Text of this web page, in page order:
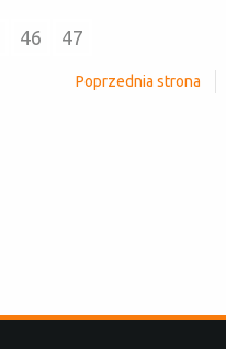
46 47
Poprzednia strona